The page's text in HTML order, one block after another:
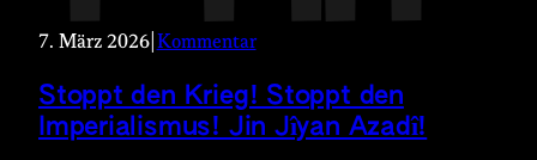
7. März 2026 Kommentar
Stoppt den Krieg! Stoppt den
Imperialismus! Jin Jîyan Azadî!